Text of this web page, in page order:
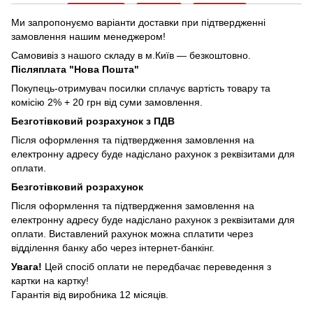
Ми запропонуємо варіанти доставки при підтвердженні
замовлення нашим менеджером!
Самовивіз з нашого складу в м.Київ — безкоштовно.
Післяплата "Нова Пошта"
Покупець-отримувач посилки сплачує вартість товару та
комісію 2% + 20 грн від суми замовлення.
Безготівковий розрахунок з ПДВ
Після оформлення та підтвердження замовлення на
електронну адресу буде надіслано рахунок з реквізитами для
оплати.
Безготівковий розрахунок
Після оформлення та підтвердження замовлення на
електронну адресу буде надіслано рахунок з реквізитами для
оплати. Виставлений рахунок можна сплатити через
відділення банку або через інтернет-банкінг.
Увага! Цей спосіб оплати не передбачає переведення з
картки на картку!
Гарантія від виробника 12 місяців.